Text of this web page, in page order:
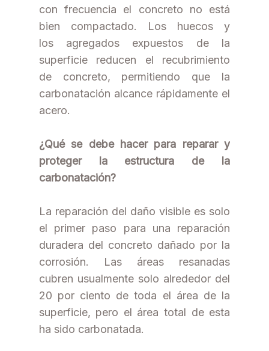
con frecuencia el concreto no está
bien compactado. Los huecos y
los agregados expuestos de la
superficie reducen el recubrimiento
de concreto, permitiendo que la
carbonatación alcance rápidamente el
acero.
¿Qué se debe hacer para reparar y
proteger la estructura de la
carbonatación?
La reparación del daño visible es solo
el primer paso para una reparación
duradera del concreto dañado por la
corrosión. Las áreas resanadas
cubren usualmente solo alrededor del
20 por ciento de toda el área de la
superficie, pero el área total de esta
ha sido carbonatada.